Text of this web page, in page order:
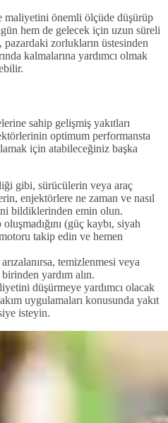
maliyetini önemli ölçüde düşürüp
hem de gelecek için uzun süreli
zorlukların üstesinden
kalmalarına yardımcı olmak
sahip gelişmiş yakıtları
optimum performansta
için atabileceğiniz başka
gibi, sürücülerin veya araç
enjektörlere ne zaman ve nasıl
bildiklerinden emin olun.
(güç kaybı, siyah
takip edin ve hemen
temizlenmesi veya
yardım alın.
düşürmeye yardımcı olacak
uygulamaları konusunda yakıt
isteyin.